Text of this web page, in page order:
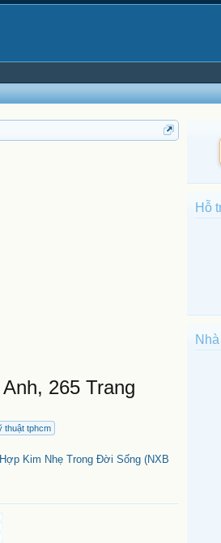
265 Trang
thuật tphcm
Kim Nhẹ Trong Đời Sống (NXB
Hỗ